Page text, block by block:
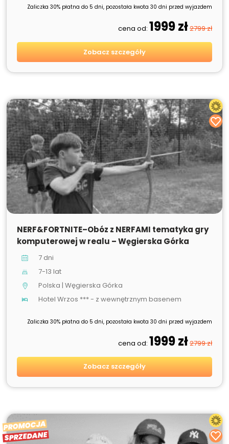
Zaliczka 30% płatna do 5 dni, pozostała kwota 30 dni przed wyjazdem
cena od: 1999 zł2799 zł
Zobacz szczegóły
SPRZEDANE
NERF&FORTNITE–Obóz z NERFAMI tematyka gry
komputerowej w realu – Węgierska Górka
7 dni
7-13 lat
Polska | Węgierska Górka
Hotel Wrzos *** - z wewnętrznym basenem
Zaliczka 30% płatna do 5 dni, pozostała kwota 30 dni przed wyjazdem
cena od: 1999 zł2799 zł
Zobacz szczegóły
PROMOCJA
SPRZEDANE